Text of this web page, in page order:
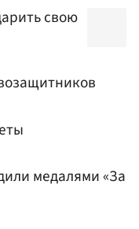
свою
медалями «За